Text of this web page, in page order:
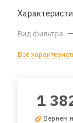
Вид фильтра —
Все
1
Вернем